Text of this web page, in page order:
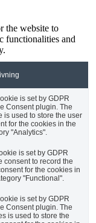
the website to
functionalities and
is set by GDPR
Consent plugin. The
is used to store the user
for the cookies in the
"Analytics".
is set by GDPR
consent to record the
for the cookies in
"Functional".
is set by GDPR
Consent plugin. The
is used to store the